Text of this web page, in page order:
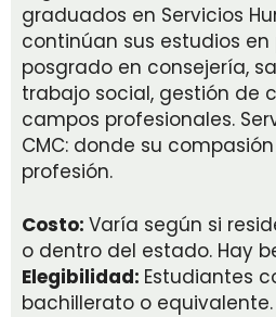
graduados en Servicios
continúan sus estudios
posgrado en consejería,
trabajo social, gestión de
campos profesionales.
CMC: donde su
profesión.
Costo: Varía según si
o dentro del estado. Hay
Elegibilidad: Estudiantes
bachillerato o equivalente.